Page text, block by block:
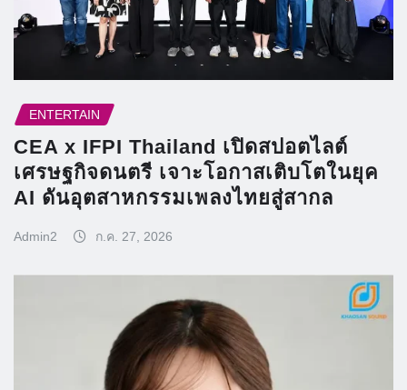
ENTERTAIN
CEA x IFPI Thailand เปิดสปอตไลต์
เศรษฐกิจดนตรี เจาะโอกาสเติบโตในยุค
AI ดันอุตสาหกรรมเพลงไทยสู่สากล
Admin2 ก.ค. 27, 2026